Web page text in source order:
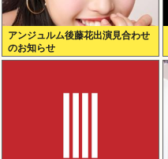
アンジュルム後藤花出演見合わせ
のお知らせ